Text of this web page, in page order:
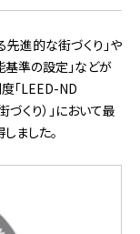
先進的な街づくり」や
準の設定」などが
「LEED-ND
くり）」において最
ました。